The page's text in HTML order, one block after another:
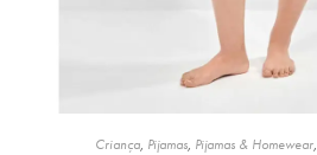
Criança, Pijamas, Pijamas & Homewear,